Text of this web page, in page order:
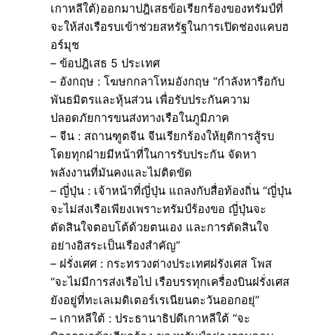
เกาหลีใต้)ออกมาปฎิเสธข้อเรียกร้องของทรัมป์ที่
จะให้ส่งเรือรบเข้าช่วยสหรัฐในการเปิดช่องแคบฮ
อร์มุช
– ข้อปฎิเสธ 5 ประเทศ
– อังกฤษ : โฆษกกลาโหมอังกฤษ “กำลังหารือกับ
พันธมิตรและหุ้นส่วน เพื่อรับประกันความ
ปลอดภัยการขนส่งทางเรือในภูมิภาค
– จีน : สถานฑูตจีน จีนเรียกร้องให้ยุติการสู้รบ
โดยทุกฝ่ายมีหน้าที่ในการรับประกัน จัดหา
พลังงานที่มันคงและไม่ติดขัด
– ญี่ปุ่น : เจ้าหน้าที่ญี่ปุ่น แถลงกับสื่อท้องถิ่น “ญี่ปุ่น
จะไม่ส่งเรือเพียงเพราะทรัมป์ร้องขอ ญี่ปุ่นจะ
ตัดสินใจตอบโต้ด้วยตนเอง และการตัดสินใจ
อย่างอิสระเป็นเรืองสำคัญ”
– ฝรั่งเศศ : กระทรวงต่างประเทศฝรังเศส โพส
“จะไม่มีการส่งเรือไป เรือบรรทุกเครื่องบินฝรั่งเศส
ยังอยู่ที่ทะเลเมดิเตอร์เรเนียนตะวันออกอยุ่”
– เกาหลีใต้ : ประธานาธิปดีเกาหลีใต้ “จะ